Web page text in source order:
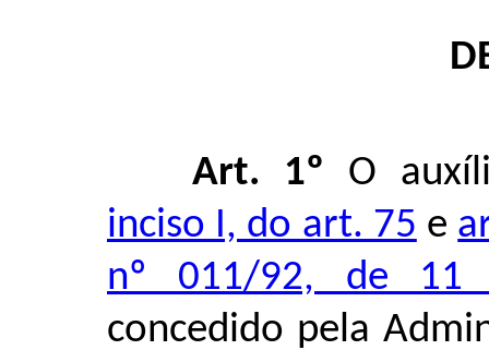
Art. 1º O
inciso I, do art. 75 e
nº 011/92, de
concedido pela